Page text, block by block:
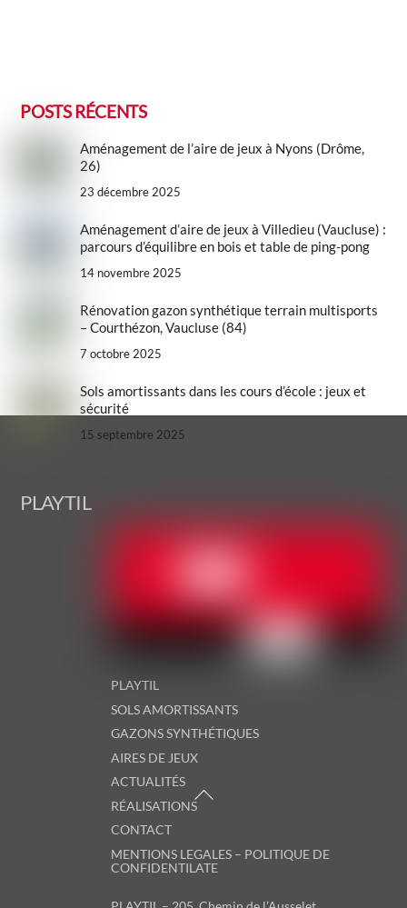
POSTS RÉCENTS
Aménagement de l’aire de jeux à Nyons (Drôme,
26)
23 décembre 2025
Aménagement d’aire de jeux à Villedieu (Vaucluse) :
parcours d’équilibre en bois et table de ping-pong
14 novembre 2025
Rénovation gazon synthétique terrain multisports
– Courthézon, Vaucluse (84)
7 octobre 2025
Sols amortissants dans les cours d’école : jeux et
sécurité
15 septembre 2025
Top
PLAYTIL
PLAYTIL
SOLS AMORTISSANTS
GAZONS SYNTHÉTIQUES
AIRES DE JEUX
ACTUALITÉS
RÉALISATIONS
CONTACT
MENTIONS LEGALES – POLITIQUE DE
CONFIDENTILATE